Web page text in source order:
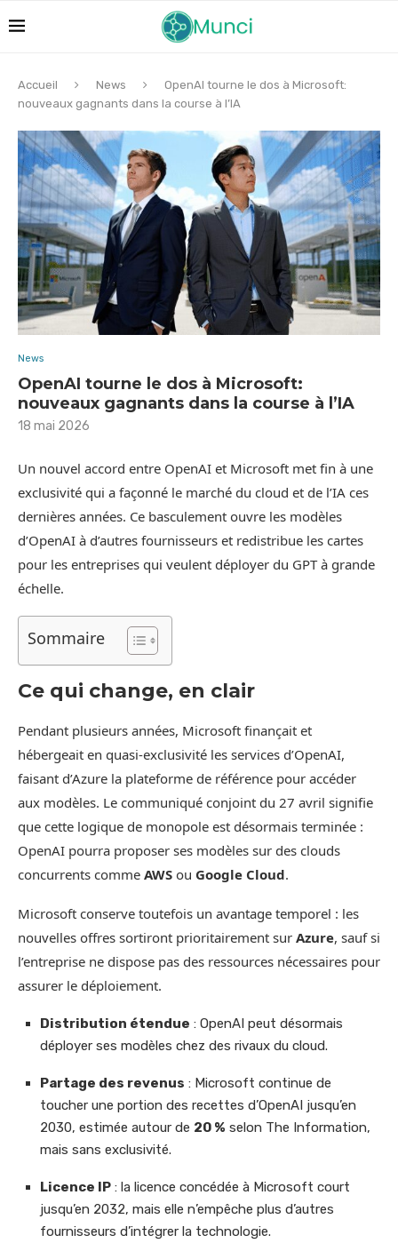
Accueil News
OpenAI tourne le dos à Microsoft:
nouveaux gagnants dans la course à l’IA
News
OpenAI tourne le dos à Microsoft:
nouveaux gagnants dans la course à l’IA
18 mai 2026
Un nouvel accord entre OpenAI et Microsoft met fin à une
exclusivité qui a façonné le marché du cloud et de l’IA ces
dernières années. Ce basculement ouvre les modèles
d’OpenAI à d’autres fournisseurs et redistribue les cartes
pour les entreprises qui veulent déployer du GPT à grande
échelle.
Sommaire
Ce qui change, en clair
Pendant plusieurs années, Microsoft finançait et
hébergeait en quasi-exclusivité les services d’OpenAI,
faisant d’Azure la plateforme de référence pour accéder
aux modèles. Le communiqué conjoint du 27 avril signifie
que cette logique de monopole est désormais terminée :
OpenAI pourra proposer ses modèles sur des clouds
concurrents comme AWS ou Google Cloud.
Microsoft conserve toutefois un avantage temporel : les
nouvelles offres sortiront prioritairement sur Azure, sauf si
l’entreprise ne dispose pas des ressources nécessaires pour
assurer le déploiement.
Distribution étendue : OpenAI peut désormais
déployer ses modèles chez des rivaux du cloud.
Partage des revenus : Microsoft continue de
toucher une portion des recettes d’OpenAI jusqu’en
2030, estimée autour de 20 % selon The Information,
mais sans exclusivité.
Licence IP : la licence concédée à Microsoft court
jusqu’en 2032, mais elle n’empêche plus d’autres
fournisseurs d’intégrer la technologie.